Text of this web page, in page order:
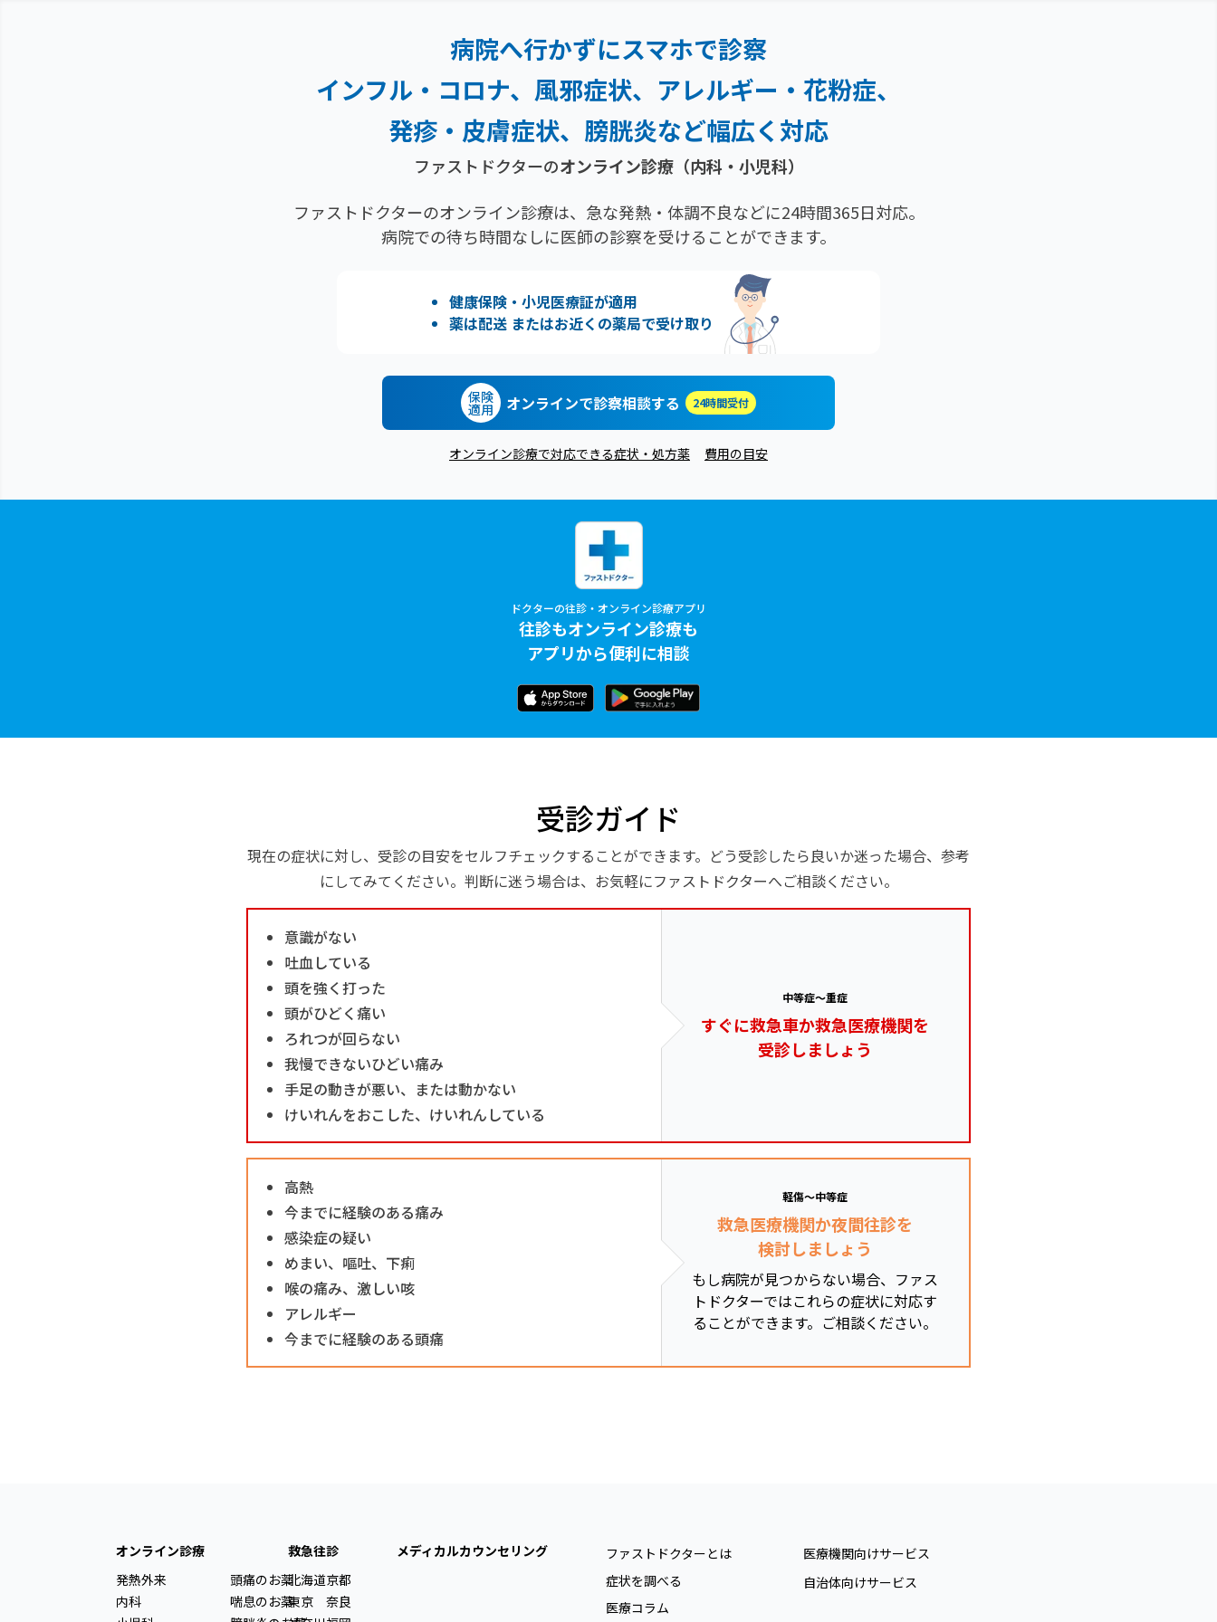
病院へ行かずにスマホで診察
インフル・コロナ、風邪症状、 アレルギー・花粉症、
発疹・ 皮膚症状、膀胱炎など幅広く対応
ファストドクターのオンライン診療（内科・小児科）
ファストドクターのオンライン診療は、急な発熱・体調不良などに24時間365日対応。
病院での待ち時間なしに医師の診察を受けることができます。
健康保険・小児医療証が適用
薬は配送 またはお近くの薬局で受け取り
保険
適用 オンラインで診察相談する 24時間受付
オンライン診療で対応できる症状・処方薬 費用の目安
ドクターの往診・オンライン診療アプリ
往診もオンライン診療も
アプリから便利に相談
受診ガイド
現在の症状に対し、受診の目安をセルフチェックすることができます。どう受診したら良いか迷った場合、参考
にしてみてください。判断に迷う場合は、お気軽にファストドクターへご相談ください。
意識がない
吐血している
頭を強く打った
頭がひどく痛い
ろれつが回らない
我慢できないひどい痛み
手足の動きが悪い、または動かない
けいれんをおこした、けいれんしている
中等症～重症
すぐに救急車か救急医療機関を
受診しましょう
高熱
今までに経験のある痛み
感染症の疑い
めまい、嘔吐、下痢
喉の痛み、激しい咳
アレルギー
今までに経験のある頭痛
軽傷～中等症
救急医療機関か夜間往診を
検討しましょう
もし病院が見つからない場合、ファス
トドクターではこれらの症状に対応す
ることができます。ご相談ください。
オンライン診療
発熱外来
内科
頭痛のお薬
喘息のお薬
救急往診
北海道
東京
京都
奈良
メディカルカウンセリング
ファストドクターとは
症状を調べる
医療コラム
医療機関向けサービス
自治体向けサービス